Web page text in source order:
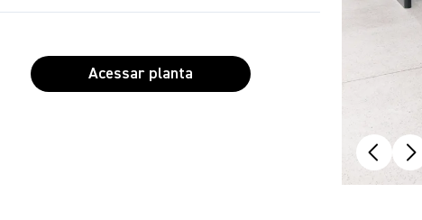
Acessar planta